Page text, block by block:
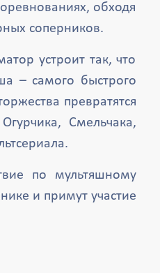
обходя
соперников.
устроит так, что
– самого быстрого
превратятся
Смельчака,
по мультяшному
и примут участие